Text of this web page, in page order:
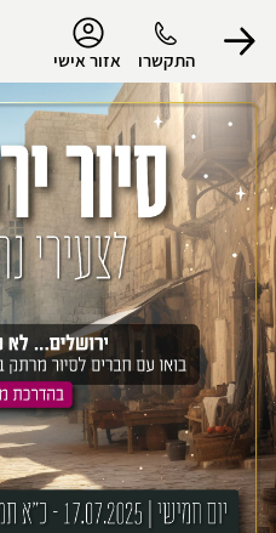
התקשרו אזור אישי